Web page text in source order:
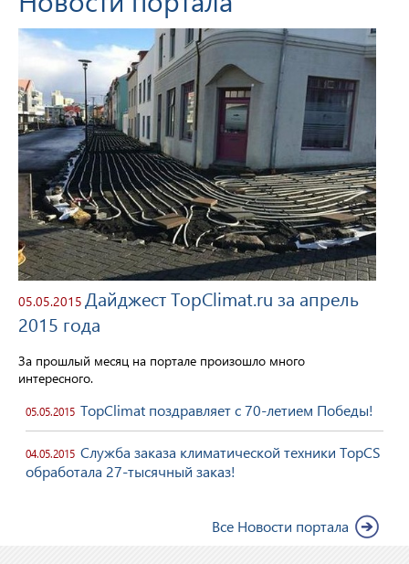
05.05.2015 Дайджест TopClimat.ru за апрель
2015 года
За прошлый месяц на портале произошло много
интересного.
05.05.2015 TopClimat поздравляет с 70-летием Победы!
04.05.2015 Служба заказа климатической техники TopCS
обработала 27-тысячный заказ!
Все Новости портала